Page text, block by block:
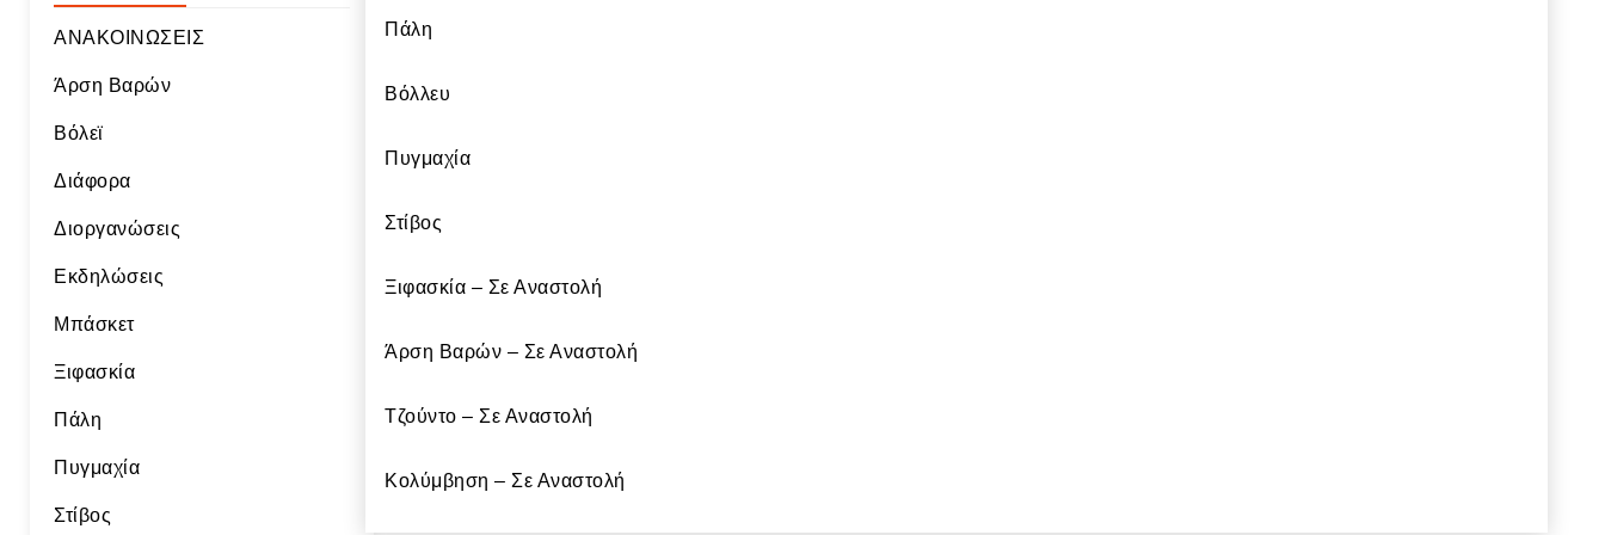
Πάλη
Βόλλευ
Πυγμαχία
Στίβος
Ξιφασκία – Σε Αναστολή
Άρση Bαρών – Σε Αναστολή
Τζούντο – Σε Αναστολή
Κολύμβηση – Σε Αναστολή
ΑΝΑΚΟΙΝΩΣΕΙΣ
Άρση Βαρών
Βόλεϊ
Διάφορα
Διοργανώσεις
Εκδηλώσεις
Μπάσκετ
Ξιφασκία
Πάλη
Πυγμαχία
Στίβος